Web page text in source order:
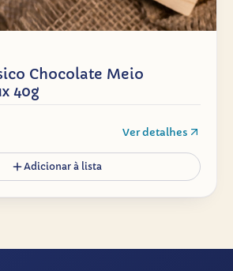
Chocolate Meio
40g
Ver detalhes
Adicionar à lista